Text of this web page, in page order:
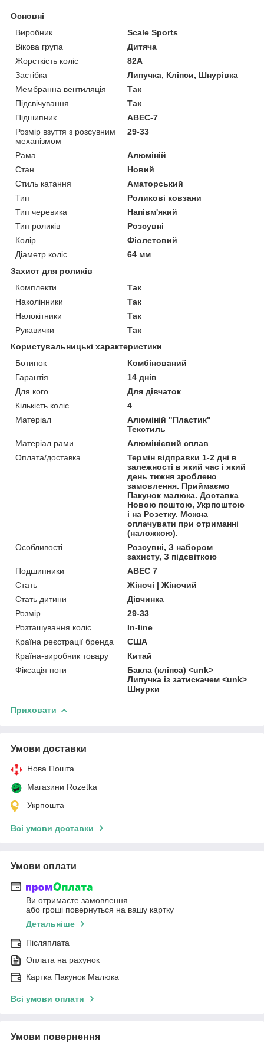
Основні
Виробник
Scale Sports
Вікова група
Дитяча
Жорсткість коліс
82А
Застібка
Липучка, Кліпси, Шнурівка
Мембранна вентиляція
Так
Підсвічування
Так
Підшипник
ABEC-7
Розмір взуття з розсувним
механізмом
29-33
Рама
Алюміній
Стан
Новий
Стиль катання
Аматорський
Тип
Роликові ковзани
Тип черевика
Напівм'який
Тип роликів
Розсувні
Колір
Фіолетовий
Діаметр коліс
64 мм
Захист для роликів
Комплекти
Так
Наколінники
Так
Налокітники
Так
Рукавички
Так
Користувальницькі характеристики
Ботинок
Комбінований
Гарантія
14 днів
Для кого
Для дівчаток
Кількість коліс
4
Матеріал
Алюміній "Пластик"
Текстиль
Матеріал рами
Алюмінієвий сплав
Оплата/доставка
Термін відправки 1-2 дні в
залежності в який час і який
день тижня зроблено
замовлення. Приймаємо
Пакунок малюка. Доставка
Новою поштою, Укрпоштою
і на Розетку. Можна
оплачувати при отриманні
(наложкою).
Особливості
Розсувні, З набором
захисту, З підсвіткою
Подшипники
ABEC 7
Стать
Жіночі | Жіночий
Стать дитини
Дівчинка
Розмір
29-33
Розташування коліс
In-line
Країна реєстрації бренда
США
Країна-виробник товару
Китай
Фіксація ноги
Бакла (кліпса) <unk>
Липучка із затискачем <unk>
Шнурки
Приховати
Умови доставки
Нова Пошта
Магазини Rozetka
Укрпошта
Всі умови доставки
Умови оплати
Ви отримаєте замовлення
або гроші повернуться на вашу картку
Детальніше
Післяплата
Оплата на рахунок
Картка Пакунок Малюка
Всі умови оплати
Умови повернення